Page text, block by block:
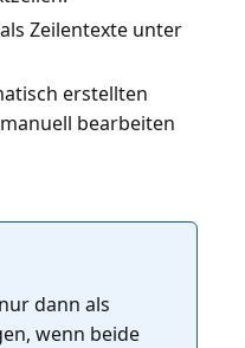
Zeilentexte unter
erstellten
bearbeiten
dann als
wenn beide